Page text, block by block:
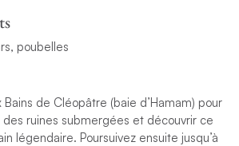
poubelles
Bains de Cléopâtre (baie d’Hamam) pour
des ruines submergées et découvrir ce
légendaire. Poursuivez ensuite jusqu’à